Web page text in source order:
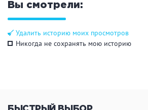
Вы смотрели:
Удалить историю моих просмотров
Никогда не сохранять мою историю